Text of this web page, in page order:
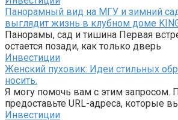
Панорамный вид на МГУ и зимний
выглядит жизнь в клубном доме
Панорамы, сад и тишина Первая
остается позади, как только дверь
Инвестиции
Женский пуховик: Идеи стильных
носить.
Я могу помочь вам с этим запросом.
предоставьте URL-адреса, которые
Инвестиции